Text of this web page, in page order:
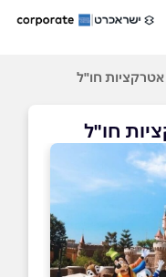
חו"ל
חו"ל